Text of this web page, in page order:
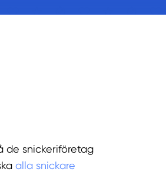
de snickeriföretag
alla snickare